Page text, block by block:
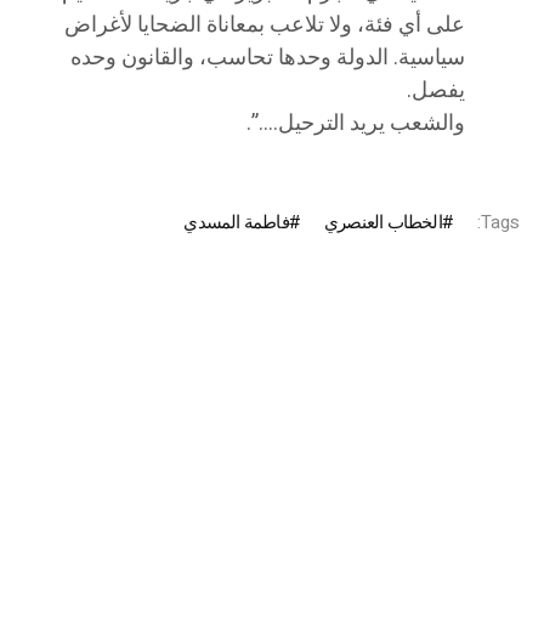
على أي فئة، ولا تلاعب بمعاناة الضحايا لأغراض
سياسية. الدولة وحدها تحاسب، والقانون وحده
يفصل.
والشعب يريد الترحيل….”.
Tags: الخطاب العنصري فاطمة المسدي